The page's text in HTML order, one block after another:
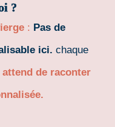
?
: Pas de
ici. chaque
de raconter